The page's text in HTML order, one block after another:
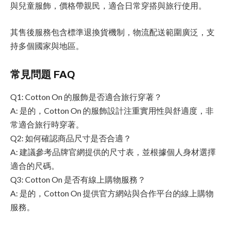
與兒童服飾，價格帶親民，適合日常穿搭與旅行使用。
其售後服務包含標準退換貨機制，物流配送範圍廣泛，支
持多個國家與地區。
常見問題 FAQ
Q1: Cotton On 的服飾是否適合旅行穿著？
A: 是的，Cotton On 的服飾設計注重實用性與舒適度，非
常適合旅行時穿著。
Q2: 如何確認商品尺寸是否合適？
A: 建議參考品牌官網提供的尺寸表，並根據個人身材選擇
適合的尺碼。
Q3: Cotton On 是否有線上購物服務？
A: 是的，Cotton On 提供官方網站與合作平台的線上購物
服務。